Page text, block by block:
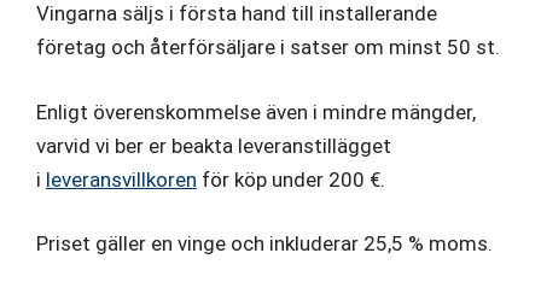
Vingarna säljs i första hand till installerande
företag och återförsäljare i satser om minst 50 st.
Enligt överenskommelse även i mindre mängder,
varvid vi ber er beakta leveranstillägget
i leveransvillkoren för köp under 200 €.
Priset gäller en vinge och inkluderar 25,5 % moms.